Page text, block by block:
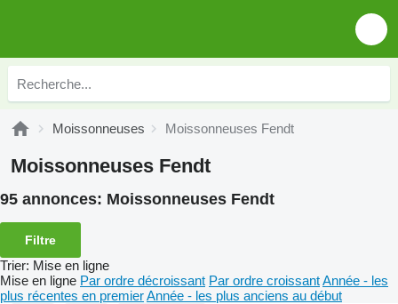
Moissonneuses Moissonneuses Fendt
Moissonneuses Fendt
95 annonces: Moissonneuses Fendt
Filtre
Trier: Mise en ligne
Mise en ligne Par ordre décroissant Par ordre croissantAnnée - les
plus récentes en premierAnnée - les plus anciens au début